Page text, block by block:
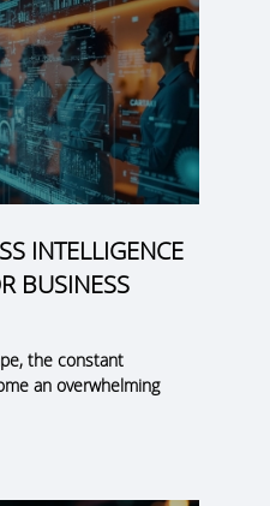
INTELLIGENCE
BUSINESS
the constant
an overwhelming